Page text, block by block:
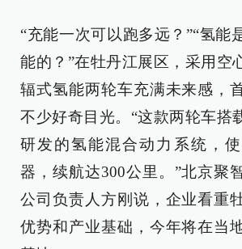
“充能一次可以跑多远？”“氢能
能的？”在牡丹江展区，采用空
辐式氢能两轮车充满未来感，
不少好奇目光。“这款两轮车搭
研发的氢能混合动力系统，
器，续航达300公里。”北京聚
公司负责人方刚说，企业看重
优势和产业基础，今年将在当